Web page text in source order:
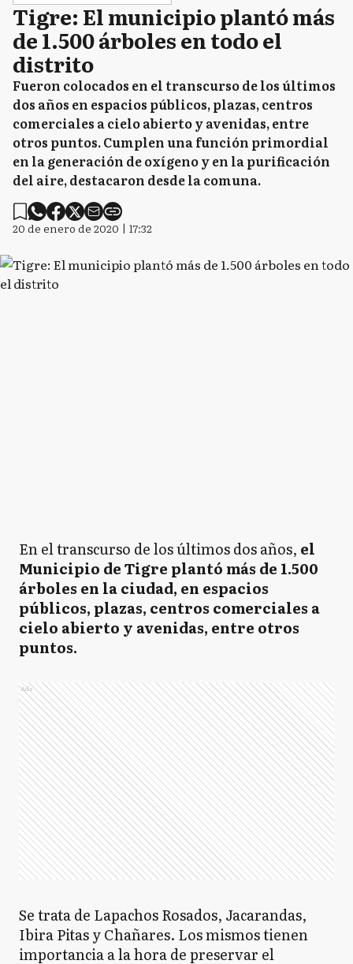
Tigre: El municipio plantó más
de 1.500 árboles en todo el
distrito
Fueron colocados en el transcurso de los últimos
dos años en espacios públicos, plazas, centros
comerciales a cielo abierto y avenidas, entre
otros puntos. Cumplen una función primordial
en la generación de oxígeno y en la purificación
del aire, destacaron desde la comuna.
20 de enero de 2020 | 17:32
En el transcurso de los últimos dos años, el
Municipio de Tigre plantó más de 1.500
árboles en la ciudad, en espacios
públicos, plazas, centros comerciales a
cielo abierto y avenidas, entre otros
puntos.
Ads
Se trata de Lapachos Rosados, Jacarandas,
Ibira Pitas y Chañares. Los mismos tienen
importancia a la hora de preservar el